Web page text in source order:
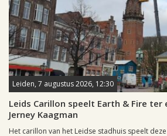
Leiden, 7 augustus 2026, 12:30
Leids Carillon speelt Earth & Fire ter
Jerney Kaagman
Het carillon van het Leidse stadhuis speelt